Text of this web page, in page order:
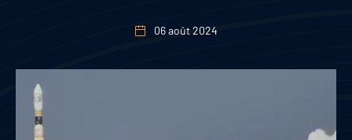
06 août 2024